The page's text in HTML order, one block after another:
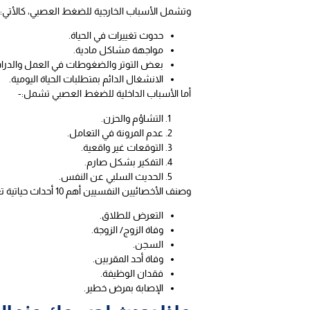
وتشمل الأسباب الخارجية للضغط العصبي،
حدوث تغييرات في الحياة.
مواجهة مشاكل مادية.
بعض التوتر والضغوطات في العمل
الانشغال الدائم بمتطلبات الحياة اليومية.
أما الأسباب الداخلية للضغط العصبي تشمل:-
التشاؤم والحزن.
عدم المرونة في التعامل.
التوقعات غير واقعية.
التفكير بشكل صارم.
الحديث السلبي عن النفس.
وصنف الأخصائيين النفسيين أهم 10 أحداث حياتية تعرض الشخص للضغط العصبي، وكانت كالآتي:-
التعرض للطلاق.
وفاة الزوج/ الزوجة.
السجن.
وفاة أحد المقربين.
فقدان الوظيفة.
الإصابة بمرض خطير.